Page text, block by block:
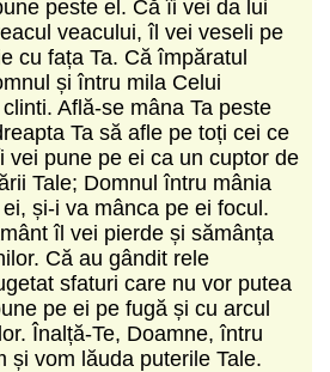
peste el. Că îi vei da lui
veacului, îl vei veseli pe
cu fața Ta. Că împăratul
și întru mila Celui
Află-se mâna Ta peste
Ta să afle pe toți cei ce
vei pune pe ei ca un cuptor de
Tale; Domnul întru mânia
și-i va mânca pe ei focul.
îl vei pierde și sămânța
Că au gândit rele
sfaturi care nu vor putea
pe ei pe fugă și cu arcul
Înalță-Te, Doamne, întru
și vom lăuda puterile Tale.